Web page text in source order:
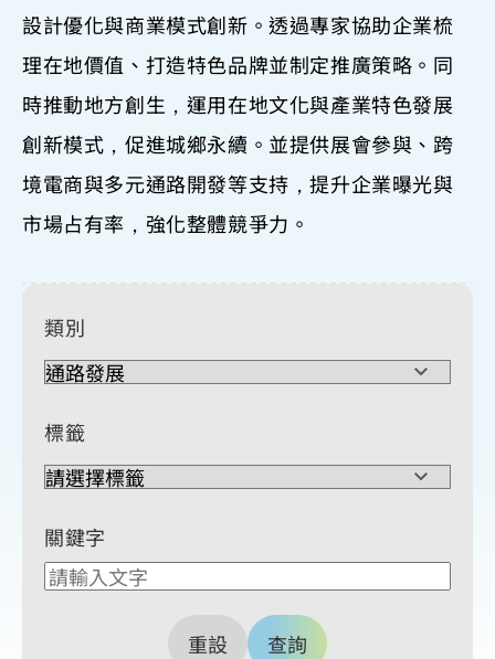
設計優化與商業模式創新。透過專家協助企業梳
理在地價值、打造特色品牌並制定推廣策略。同
時推動地方創生，運用在地文化與產業特色發展
創新模式，促進城鄉永續。並提供展會參與、跨
境電商與多元通路開發等支持，提升企業曝光與
市場占有率，強化整體競爭力。
類別
標籤
關鍵字
重設 查詢